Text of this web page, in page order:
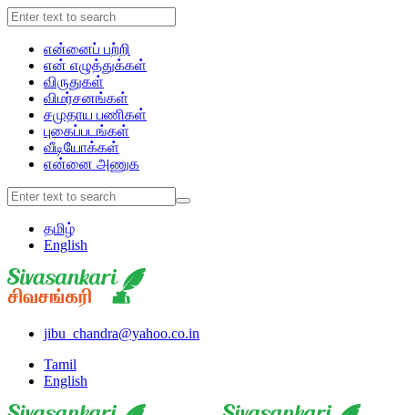
என்னைப் பற்றி
என் எழுத்துக்கள்
விருதுகள்
விமர்சனங்கள்
சமுதாய பணிகள்
புகைப்படங்கள்
வீடியோக்கள்
என்னை அணுக
தமிழ்
English
jibu_chandra@yahoo.co.in
Tamil
English